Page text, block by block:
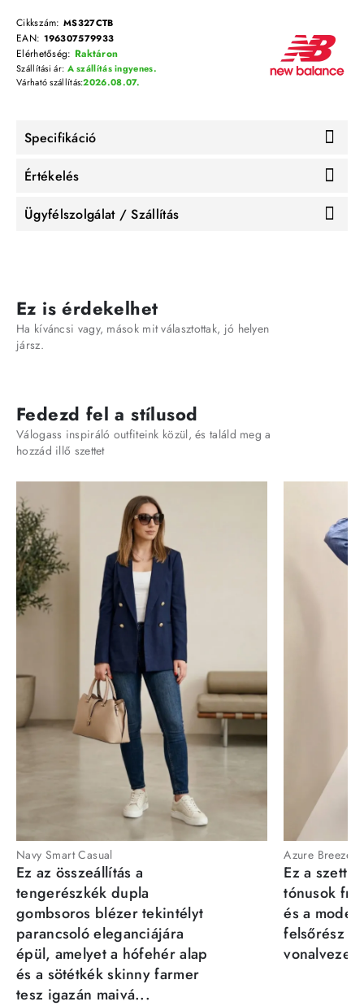
Cikkszám: MS327CTB
EAN: 196307579933
Elérhetőség: Raktáron
Várható szállítás:2026.08.07.
Szállítási ár: A szállítás ingyenes.
Specifikáció
Értékelés
Ügyfélszolgálat / Szállítás
Ez is érdekelhet
Ha kíváncsi vagy, mások mit választottak, jó helyen
jársz.
Fedezd fel a stílusod
Válogass inspiráló outfiteink közül, és találd meg a
hozzád illő szettet
Navy Smart Casual
Ez az összeállítás a
tengerészkék dupla
gombsoros blézer tekintélyt
parancsoló eleganciájára
épül, amelyet a hófehér alap
és a sötétkék skinny farmer
tesz igazán maivá...
Azure Breeze
Ez a szett
tónusok
és a
felsőrész